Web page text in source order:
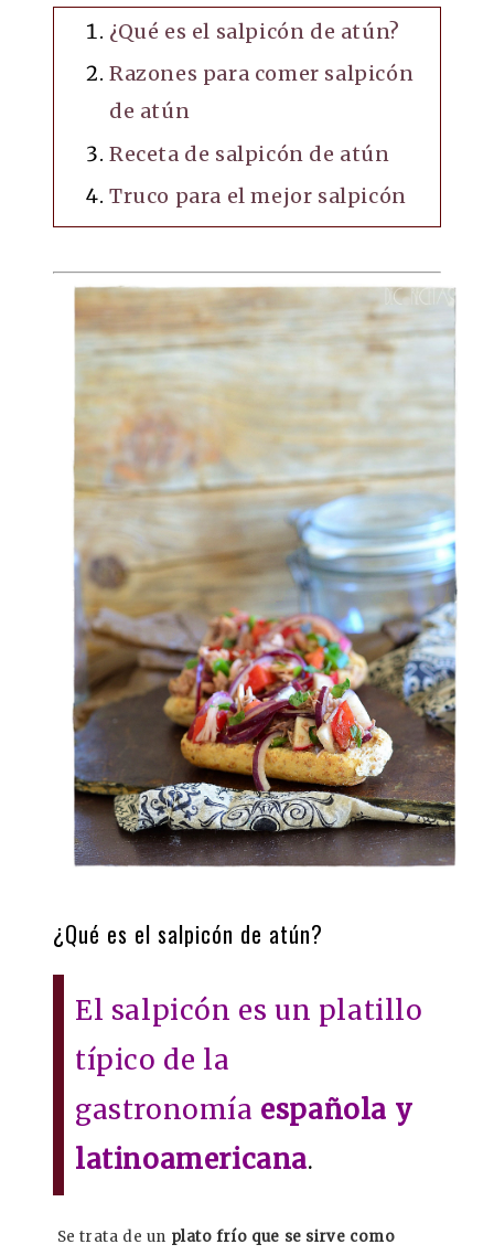
¿Qué es el salpicón de atún?
Razones para comer salpicón
de atún
Receta de salpicón de atún
Truco para el mejor salpicón
¿Qué es el salpicón de atún?
El salpicón es un platillo
típico de la
gastronomía española y
latinoamericana.
Se trata de un plato frío que se sirve como